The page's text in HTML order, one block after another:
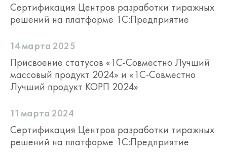
Сертификация Центров разработки тиражных
решений на платформе 1С:Предприятие
14 марта 2025
Присвоение статусов «1С-Совместно Лучший
массовый продукт 2024» и «1С-Совместно
Лучший продукт КОРП 2024»
11 марта 2024
Сертификация Центров разработки тиражных
решений на платформе 1С:Предприятие